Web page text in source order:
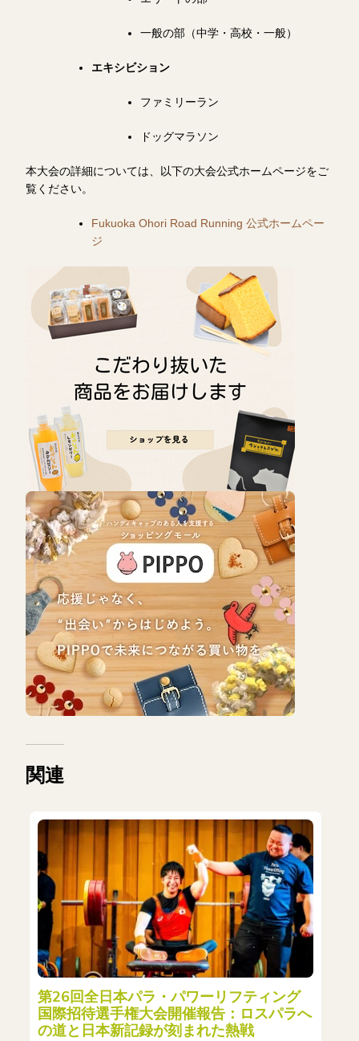
一般の部（中学・高校・一般）
エキシビション
ファミリーラン
ドッグマラソン
本大会の詳細については、以下の大会公式ホームページをご
覧ください。
Fukuoka Ohori Road Running 公式ホームペー
ジ
関連
第26回全日本パラ・パワーリフティング
国際招待選手権大会開催報告：ロスパラへ
の道と日本新記録が刻まれた熱戦